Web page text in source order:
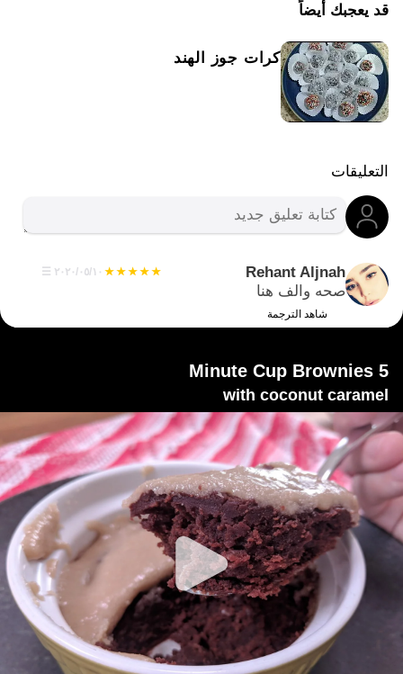
قد يعجبك أيضاً
كرات جوز الهند
التعليقات
Rehant Aljnah ١٠‏/٠٥‏/٢٠٢٠ ☰
صحه والف هنا
شاهد الترجمة
5 Minute Cup Brownies
with coconut caramel